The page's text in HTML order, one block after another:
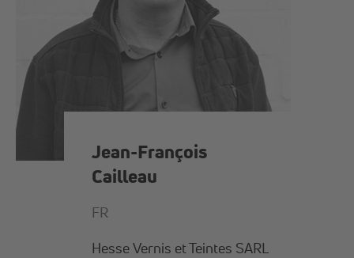
Jean-François
Cailleau
FR
Hesse Vernis et Teintes SARL